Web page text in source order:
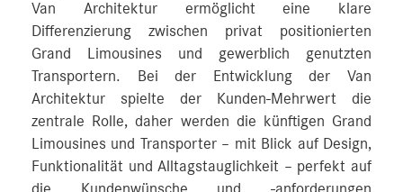
Van Architektur ermöglicht eine klare
Differenzierung zwischen privat positionierten
Grand Limousines und gewerblich genutzten
Transportern. Bei der Entwicklung der Van
Architektur spielte der Kunden-Mehrwert die
zentrale Rolle, daher werden die künftigen Grand
Limousines und Transporter – mit Blick auf Design,
Funktionalität und Alltagstauglichkeit – perfekt auf